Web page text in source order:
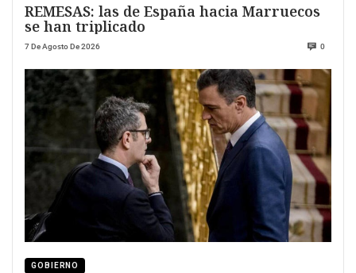
REMESAS: las de España hacia Marruecos
se han triplicado
7 De Agosto De 2026 0
GOBIERNO